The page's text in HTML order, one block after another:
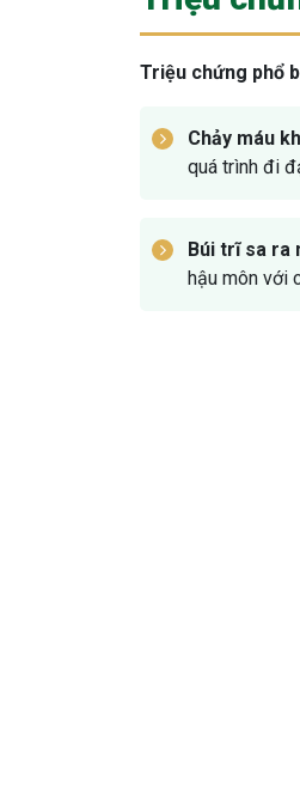
Triệu chứng phổ
Chảy máu
quá trình đi
Búi trĩ sa ra
hậu môn với